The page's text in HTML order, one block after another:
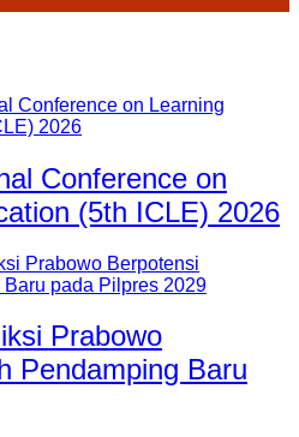
Conference on
(5th ICLE) 2026
Prabowo
Pendamping Baru